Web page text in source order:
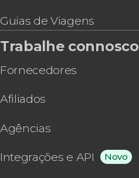
Guias de Viagens
Trabalhe connosco
Fornecedores
Afiliados
Agências
Integrações e API Novo